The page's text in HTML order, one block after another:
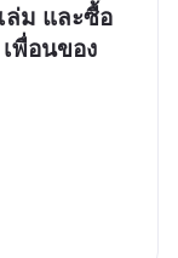
ล่ม และซื้อ
พื่อนของ